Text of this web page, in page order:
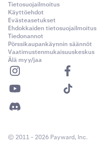
Tietosuojailmoitus
Käyttöehdot
Evästeasetukset
Ehdokkaiden tietosuojailmoitus
Tiedonannot
Pörssikaupankäynnin säännöt
Vaatimustenmukaisuuskeskus
Älä myy/jaa
© 2011 - 2026 Payward, Inc.